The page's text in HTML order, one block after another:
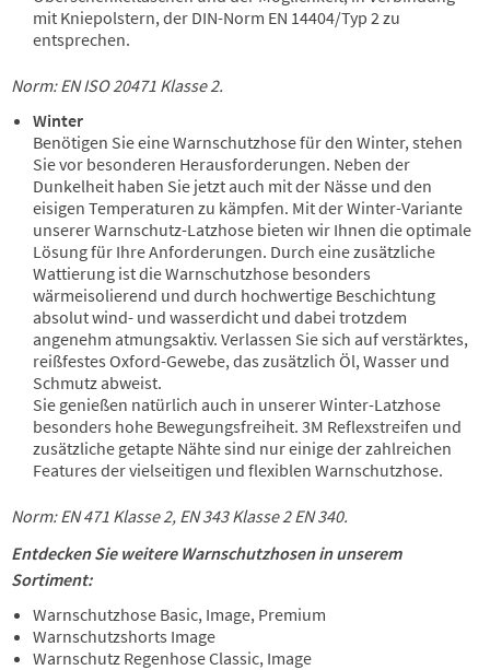
mit Kniepolstern, der DIN-Norm EN 14404/Typ 2 zu
entsprechen.
Norm:EN ISO 20471 Klasse 2.
Winter
Benötigen Sie eine Warnschutzhose für den Winter, stehen
Sie vor besonderen Herausforderungen. Neben der
Dunkelheit haben Sie jetzt auch mit der Nässe und den
eisigen Temperaturen zu kämpfen. Mit der Winter-Variante
unserer Warnschutz-Latzhose bieten wir Ihnen die optimale
Lösung für Ihre Anforderungen. Durch eine zusätzliche
Wattierung ist die Warnschutzhose besonders
wärmeisolierend und durch hochwertige Beschichtung
absolut wind- und wasserdicht und dabei trotzdem
angenehm atmungsaktiv. Verlassen Sie sich auf verstärktes,
reißfestes Oxford-Gewebe, das zusätzlich Öl, Wasser und
Schmutz abweist.
Sie genießen natürlich auch in unserer Winter-Latzhose
besonders hohe Bewegungsfreiheit. 3M Reflexstreifen und
zusätzliche getapte Nähte sind nur einige der zahlreichen
Features der vielseitigen und flexiblen Warnschutzhose.
Norm:EN 471 Klasse 2, EN 343 Klasse 2 EN 340.
Entdecken Sie weitere Warnschutzhosen in unserem
Sortiment:
Warnschutzhose Basic, Image, Premium
Warnschutzshorts Image
Warnschutz Regenhose Classic, Image